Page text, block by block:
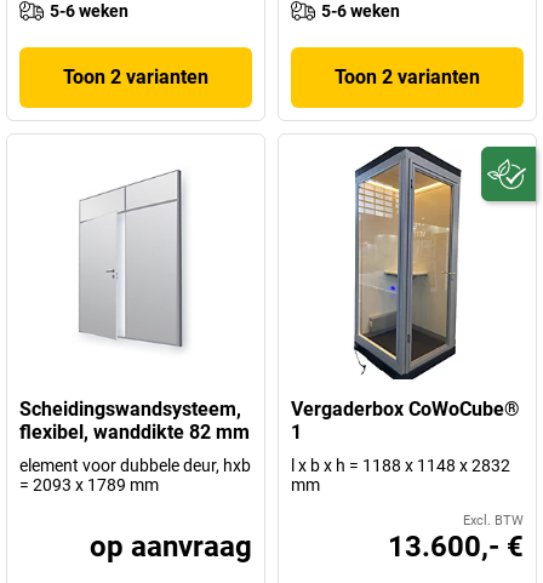
5-6 weken
Toon 2 varianten
5-6 weken
Toon 2 varianten
Scheidingswandsysteem,
flexibel, wanddikte 82 mm
element voor dubbele deur, hxb
= 2093 x 1789 mm
op aanvraag
Vergaderbox CoWoCube®
1
l x b x h = 1188 x 1148 x 2832
mm
Excl. BTW
13.600,- €